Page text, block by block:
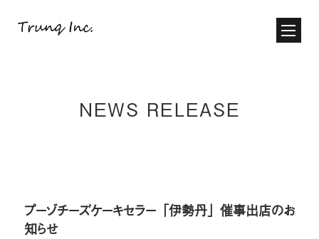
NEWS RELEASE
プーゾチーズケーキセラー「伊勢丹」催事出店のお
知らせ